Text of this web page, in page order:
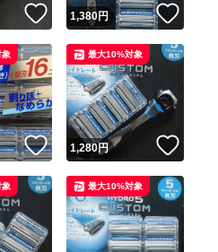
いいね！
1,380円
いいね！
1,280円
最大10%対象
最大10%対象